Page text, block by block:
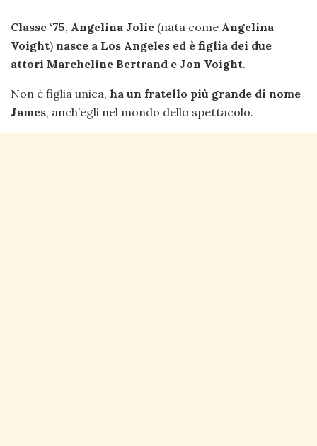
Classe ‘75, Angelina Jolie (nata come Angelina
Voight) nasce a Los Angeles ed è figlia dei due
attori Marcheline Bertrand e Jon Voight.
Non è figlia unica, ha un fratello più grande di nome
James, anch’egli nel mondo dello spettacolo.